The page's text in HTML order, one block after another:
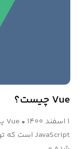
Vue چیست؟
۱ اسفند ۱۴۰۰ •